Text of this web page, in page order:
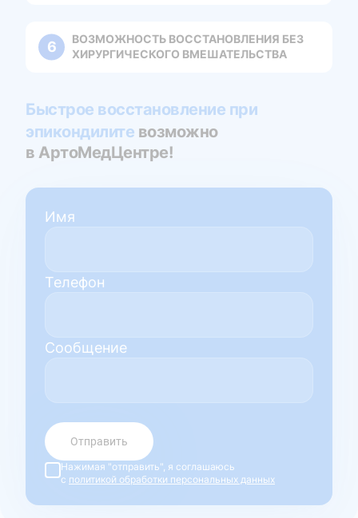
ВОЗМОЖНОСТЬ ВОССТАНОВЛЕНИЯ БЕЗ
ХИРУРГИЧЕСКОГО ВМЕШАТЕЛЬСТВА
Быстрое восстановление при
эпикондилите возможно
в АртоМедЦентре!
Имя
Телефон
Сообщение
Отправить
Нажимая "отправить", я соглашаюсь
с политикой обработки персональных данных